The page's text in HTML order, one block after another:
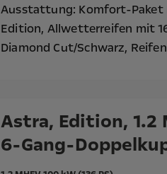
Ausstattung: Komfort-Paket
Edition, Allwetterreifen mit
Diamond Cut/Schwarz,
Astra, Edition, 1.2
6-Gang-